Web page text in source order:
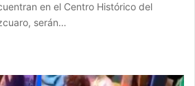
en el Centro Histórico del
serán…